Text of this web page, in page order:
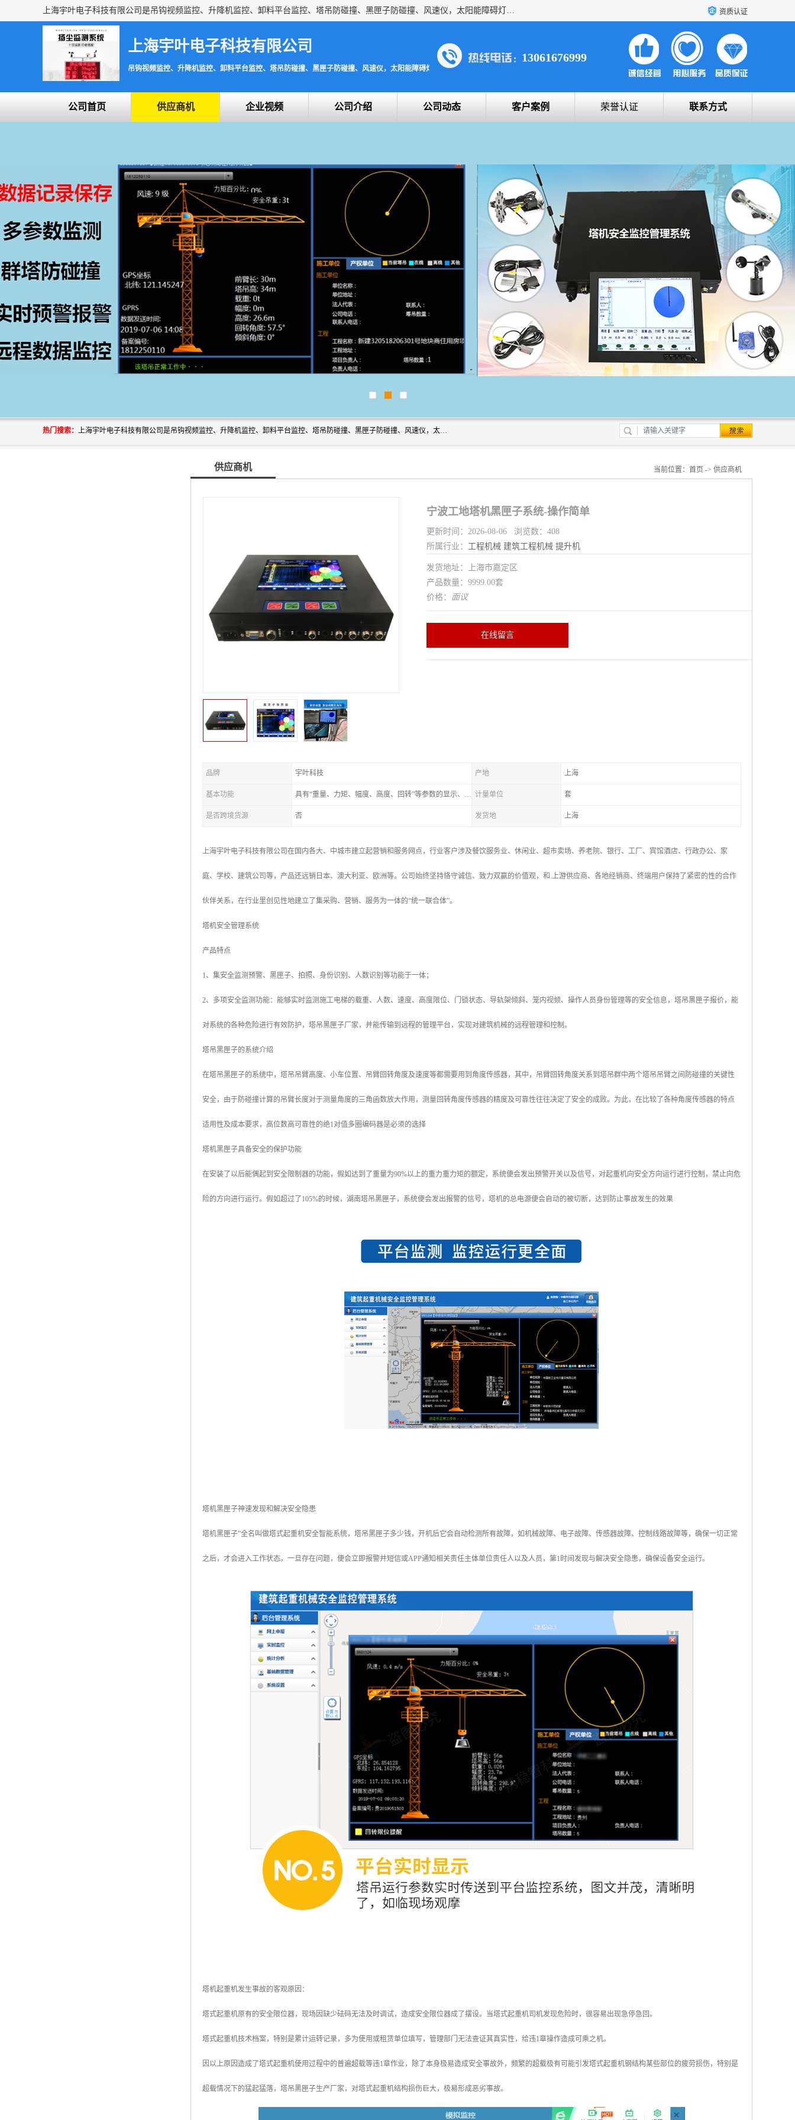
上海宇叶电子科技有限公司是吊钩视频监控、升降机监控、卸料平台监控、塔吊防碰撞、黑匣子防碰撞、风速仪，太阳能障碍灯安全提示灯等一系列升降机的常用配件产品专业研发生产加工的公司，拥有完整、科学的质量管理体系。 资质认证
上海宇叶电子科技有限公司
吊钩视频监控、升降机监控、卸料平台监控、塔吊防碰撞、黑匣子防碰撞、风速仪，太阳能障碍灯安全提示灯
13061676999
公司首页 供应商机 企业视频 公司介绍 公司动态 客户案例 荣誉认证 联系方式
热门搜索： 上海宇叶电子科技有限公司是吊钩视频监控、升降机监控、卸料平台监控、塔吊防碰撞、黑匣子防碰撞、风速仪，太阳能障碍灯安全提示灯等一系列升降机的常用配件产品专业研发生产加工的公司，拥有完整、科学的质量管理体系。
供应商机 当前位置： 首页 -> 供应商机
宁波工地塔机黑匣子系统-操作简单
更新时间：2026-08-06 浏览数：408
所属行业： 工程机械 建筑工程机械 提升机
发货地址：上海市嘉定区
产品数量：9999.00套
价格： 面议
在线留言
品牌 宇叶科技 产地 上海
基本功能 具有“重量、力矩、幅度、高度、回转”等参数的显示、记录、报警功 计量单位 套
是否跨境货源 否 发货地 上海
上海宇叶电子科技有限公司在国内各大、中城市建立起营销和服务网点，行业客户涉及餐饮服务业、休闲业、超市卖场、养老院、银行、工厂、宾馆酒店、行政办公、家
庭、学校、建筑公司等，产品还远销日本、澳大利亚、欧洲等。公司始终坚持恪守诚信、致力双赢的价值观，和.上游供应商、各地经销商、终端用户保持了紧密的性的合作
伙伴关系，在行业里创见性地建立了集采购、营销、服务为一体的“统一联合体”。
塔机安全管理系统
产品特点
1、集安全监测预警、黑匣子、拍照、身份识别、人数识别等功能于一体；
2、多项安全监测功能：能够实时监测施工电梯的载重、人数、速度、高度限位、门锁状态、导轨架倾斜、笼内视频、操作人员身份管理等的安全信息，塔吊黑匣子报价，能
对系统的各种危险进行有效防护，塔吊黑匣子厂家，并能传输到远程的管理平台，实现对建筑机械的远程管理和控制。
塔吊黑匣子的系统介绍
在塔吊黑匣子的系统中，塔吊吊臂高度、小车位置、吊臂回转角度及速度等都需要用到角度传感器，其中，吊臂回转角度关系到塔吊群中两个塔吊吊臂之间防碰撞的关键性
安全，由于防碰撞计算的吊臂长度对于测量角度的三角函数放大作用，测量回转角度传感器的精度及可靠性往往决定了安全的成败。为此，在比较了各种角度传感器的特点
适用性及成本要求，高位数高可靠性的绝1对值多圈编码器是必须的选择
塔机黑匣子具备安全的保护功能
在安装了以后能偶起到安全限制器的功能，假如达到了重量为90%以上的重力重力矩的额定，系统便会发出预警开关以及信号，对起重机向安全方向运行进行控制，禁止向危
险的方向进行运行。假如超过了105%的时候，湖南塔吊黑匣子，系统便会发出报警的信号，塔机的总电源便会自动的被切断，达到防止事故发生的效果
塔机黑匣子神速发现和解决安全隐患
塔机黑匣子”全名叫做塔式起重机安全智能系统，塔吊黑匣子多少钱，开机后它会自动检测所有故障，如机械故障、电子故障、传感器故障、控制线路故障等，确保一切正常
之后，才会进入工作状态。一旦存在问题，便会立即报警并短信或APP通知相关责任主体单位责任人以及人员，第1时间发现与解决安全隐患，确保设备安全运行。
塔机起重机发生事故的客观原因：
塔式起重机原有的安全限位器，现场因缺少砝码无法及时调试，造成安全限位器成了摆设。当塔式起重机司机发现危险时，很容易出现急停急回。
塔式起重机技术档案，特别是累计运转记录，多为使用或租赁单位填写，管理部门无法查证其真实性，给违1章操作造成可乘之机。
因以上原因造成了塔式起重机使用过程中的普遍超载等违1章作业，除了本身极易造成安全事故外，频繁的超载极有可能引发塔式起重机钢结构某些部位的疲劳损伤，特别是
超载情况下的猛起猛落，塔吊黑匣子生产厂家，对塔式起重机结构损伤巨大，极易形成恶劣事故。